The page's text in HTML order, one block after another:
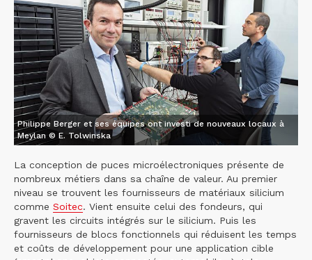
Philippe Berger et ses équipes ont investi de nouveaux locaux à
Meylan © E. Tolwinska
La conception de puces microélectroniques présente de
nombreux métiers dans sa chaîne de valeur. Au premier
niveau se trouvent les fournisseurs de matériaux silicium
comme Soitec. Vient ensuite celui des fondeurs, qui
gravent les circuits intégrés sur le silicium. Puis les
fournisseurs de blocs fonctionnels qui réduisent les temps
et coûts de développement pour une application cible